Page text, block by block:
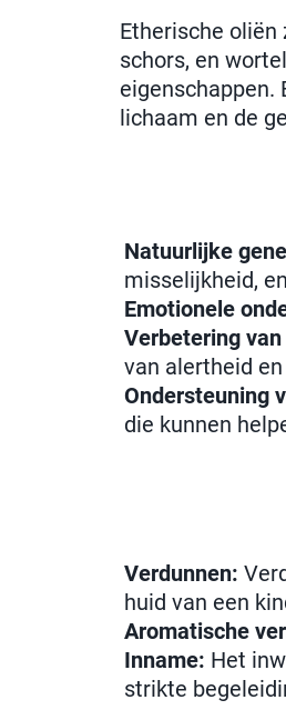
Etherische
schors, en
eigenschappen.
lichaam en de
Natuurlijke
misselijkheid,
Emotionele
Verbetering
van alertheid
Ondersteuning
die kunnen
Verdunnen:
huid van een
Aromatische
Inname: Het
strikte